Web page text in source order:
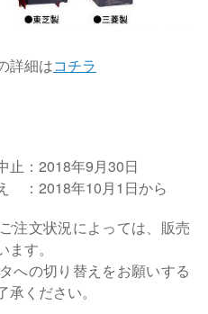
詳細はコチラ
止：2018年9月30日
：2018年10月1日から
注文状況によっては、販売
す。
への切り替えをお願いする
ください。